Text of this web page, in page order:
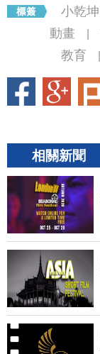
小乾坤
動畫
教育
相關新聞